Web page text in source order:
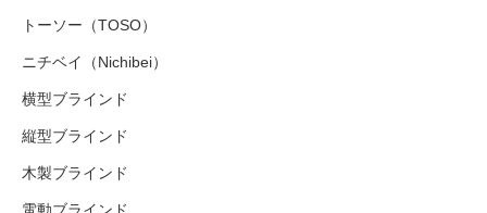
トーソー（TOSO）
ニチベイ（Nichibei）
横型ブラインド
縦型ブラインド
木製ブラインド
電動ブラインド